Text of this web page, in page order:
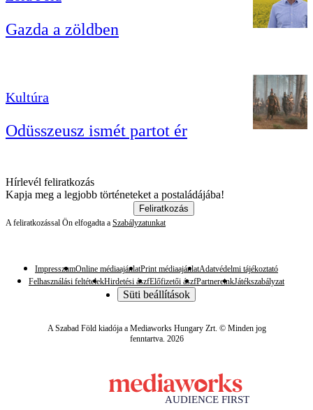
Gazda a zöldben
Kultúra
Odüsszeusz ismét partot ér
Hírlevél feliratkozás
Kapja meg a legjobb történeteket a postaládájába!
Feliratkozás
A feliratkozással Ön elfogadta a Szabályzatunkat
ImpresszumOnline médiaajánlatPrint médiaajánlatAdatvédelmi tájékoztató
Felhasználási feltételekHirdetési ászfElőfizetői ászfPartnereinkJátékszabályzat
Süti beállítások
A Szabad Föld kiadója a Mediaworks Hungary Zrt. © Minden jog
fenntartva. 2026